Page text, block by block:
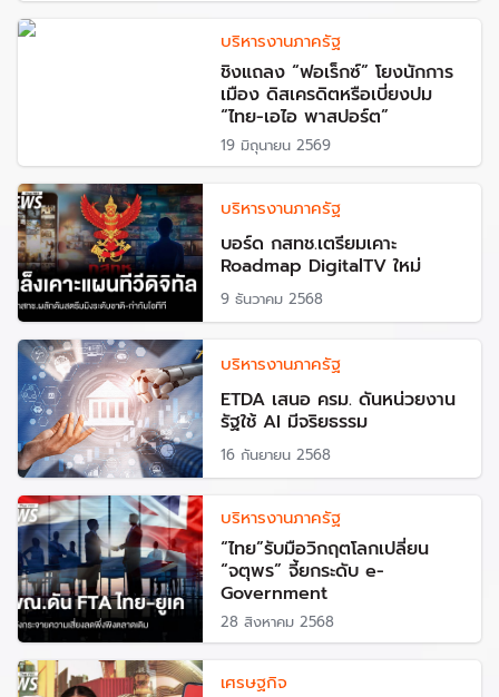
บริหารงานภาครัฐ
ชิงแถลง “ฟอเร็กซ์” โยงนักการ
เมือง ดิสเครดิตหรือเบี่ยงปม
“ไทย-เอไอ พาสปอร์ต”
19 มิถุนายน 2569
บริหารงานภาครัฐ
บอร์ด กสทช.เตรียมเคาะ
Roadmap DigitalTV ใหม่
9 ธันวาคม 2568
บริหารงานภาครัฐ
ETDA เสนอ ครม. ดันหน่วยงาน
รัฐใช้ AI มีจริยธรรม
16 กันยายน 2568
บริหารงานภาครัฐ
“ไทย”รับมือวิกฤตโลกเปลี่ยน
“จตุพร” จี้ยกระดับ e-
Government
28 สิงหาคม 2568
เศรษฐกิจ